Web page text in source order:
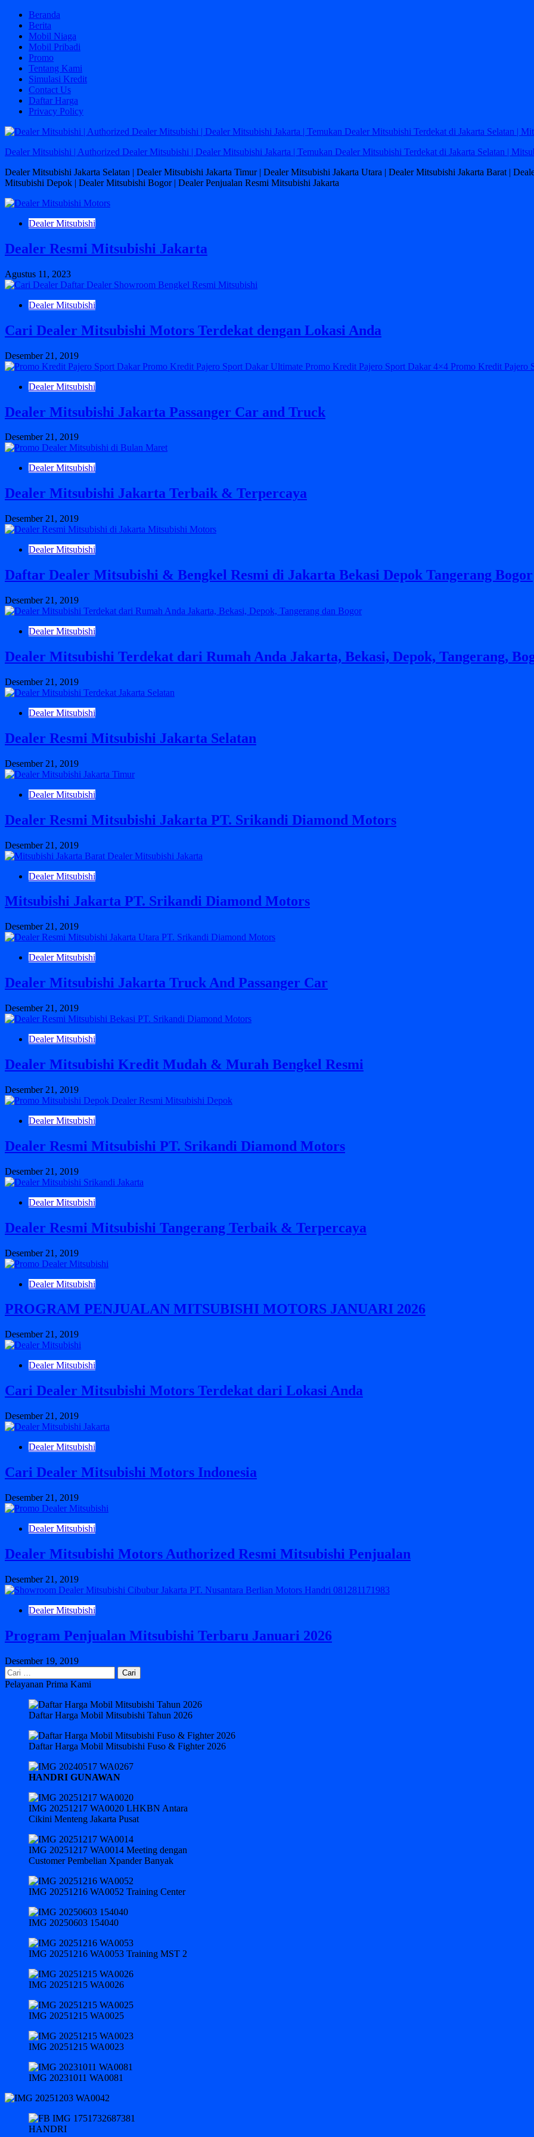
Skip
content
Beranda
Berita
Mobil Niaga
Mobil Pribadi
Promo
Tentang Kami
Simulasi Kredit
Contact Us
Daftar Harga
Privacy Policy
Dealer Mitsubishi | Authorized Dealer Mitsubishi | Dealer Mitsubishi Jakarta | Temukan Dealer Mitsubishi Terdekat di Jakarta Selatan |
Dealer Mitsubishi Jakarta Selatan | Dealer Mitsubishi Jakarta Timur | Dealer Mitsubishi Jakarta Utara | Dealer Mitsubishi Jakarta Barat |
Mitsubishi Depok | Dealer Mitsubishi Bogor | Dealer Penjualan Resmi Mitsubishi Jakarta
Dealer Mitsubishi
Dealer Resmi Mitsubishi Jakarta
Agustus 11, 2023
Dealer Mitsubishi
Cari Dealer Mitsubishi Motors Terdekat dengan Lokasi Anda
Desember 21, 2019
Dealer Mitsubishi
Dealer Mitsubishi Jakarta Passanger Car and Truck
Desember 21, 2019
Dealer Mitsubishi
Dealer Mitsubishi Jakarta Terbaik & Terpercaya
Desember 21, 2019
Dealer Mitsubishi
Daftar Dealer Mitsubishi & Bengkel Resmi di Jakarta Bekasi Depok Tangerang Bogor
Desember 21, 2019
Dealer Mitsubishi
Dealer Mitsubishi Terdekat dari Rumah Anda Jakarta, Bekasi, Depok, Tangerang,
Desember 21, 2019
Dealer Mitsubishi
Dealer Resmi Mitsubishi Jakarta Selatan
Desember 21, 2019
Dealer Mitsubishi
Dealer Resmi Mitsubishi Jakarta PT. Srikandi Diamond Motors
Desember 21, 2019
Dealer Mitsubishi
Mitsubishi Jakarta PT. Srikandi Diamond Motors
Desember 21, 2019
Dealer Mitsubishi
Dealer Mitsubishi Jakarta Truck And Passanger Car
Desember 21, 2019
Dealer Mitsubishi
Dealer Mitsubishi Kredit Mudah & Murah Bengkel Resmi
Desember 21, 2019
Dealer Mitsubishi
Dealer Resmi Mitsubishi PT. Srikandi Diamond Motors
Desember 21, 2019
Dealer Mitsubishi
Dealer Resmi Mitsubishi Tangerang Terbaik & Terpercaya
Desember 21, 2019
Dealer Mitsubishi
PROGRAM PENJUALAN MITSUBISHI MOTORS JANUARI 2026
Desember 21, 2019
Dealer Mitsubishi
Cari Dealer Mitsubishi Motors Terdekat dari Lokasi Anda
Desember 21, 2019
Dealer Mitsubishi
Cari Dealer Mitsubishi Motors Indonesia
Desember 21, 2019
Dealer Mitsubishi
Dealer Mitsubishi Motors Authorized Resmi Mitsubishi Penjualan
Desember 21, 2019
Dealer Mitsubishi
Program Penjualan Mitsubishi Terbaru Januari 2026
Desember 19, 2019
Cari
untuk:
Pelayanan Prima Kami
Daftar Harga Mobil Mitsubishi Tahun 2026
Daftar Harga Mobil Mitsubishi Fuso & Fighter 2026
HANDRI GUNAWAN
IMG 20251217 WA0020 LHKBN Antara
Cikini Menteng Jakarta Pusat
IMG 20251217 WA0014 Meeting dengan
Customer Pembelian Xpander Banyak
IMG 20251216 WA0052 Training Center
IMG 20250603 154040
IMG 20251216 WA0053 Training MST 2
IMG 20251215 WA0026
IMG 20251215 WA0025
IMG 20251215 WA0023
IMG 20231011 WA0081
HANDRI